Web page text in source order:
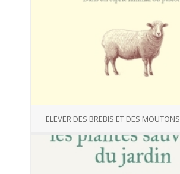
ELEVER DES BREBIS ET DES MOUTONS